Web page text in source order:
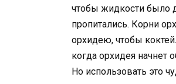
чтобы жидкости было
пропитались. Корни
орхидею, чтобы
когда орхидея начнет
Но использовать это